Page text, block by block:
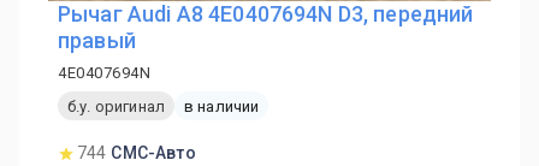
Рычаг Audi A8 4E0407694N D3, передний
правый
4E0407694N
б.у. оригинал
в наличии
744 СМС-Авто